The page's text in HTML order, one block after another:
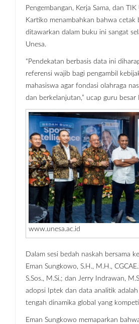
Pengembangan, Kerja Sama, dan
Kartiko menambahkan bahwa cetak
ditawarkan dalam buku ini sangat
Unesa.
“Pendekatan berbasis data ini
referensi wajib bagi pengambil
mahasiswa agar fondasi olahraga
dan berkelanjutan,” ucap guru besar
www.unesa.ac.id
Dalam sesi bedah naskah bersama
Eman Sungkowo, S.H., M.H.,
S.Sos., M.Si.; dan Jerry Indrawan,
adopsi Iptek dan data analitik adalah
tengah dinamika global yang
Eman Sungkowo memaparkan